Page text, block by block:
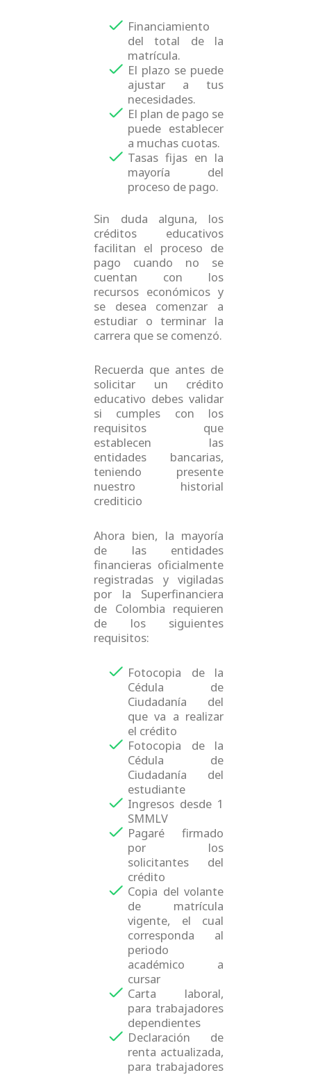
Financiamiento
del total de la
matrícula.
El plazo se puede
ajustar a tus
necesidades.
El plan de pago se
puede establecer
a muchas cuotas.
Tasas fijas en la
mayoría del
proceso de pago.
Sin duda alguna, los
créditos educativos
facilitan el proceso de
pago cuando no se
cuentan con los
recursos económicos y
se desea comenzar a
estudiar o terminar la
carrera que se comenzó.
Recuerda que antes de
solicitar un crédito
educativo debes validar
si cumples con los
requisitos que
establecen las
entidades bancarias,
teniendo presente
nuestro historial
crediticio
Ahora bien, la mayoría
de las entidades
financieras oficialmente
registradas y vigiladas
por la Superfinanciera
de Colombia requieren
de los siguientes
requisitos:
Fotocopia de la
Cédula de
Ciudadanía del
que va a realizar
el crédito
Fotocopia de la
Cédula de
Ciudadanía del
estudiante
Ingresos desde 1
SMMLV
Pagaré firmado
por los
solicitantes del
crédito
Copia del volante
de matrícula
vigente, el cual
corresponda al
periodo
académico a
cursar
Carta laboral,
para trabajadores
dependientes
Declaración de
renta actualizada,
para trabajadores